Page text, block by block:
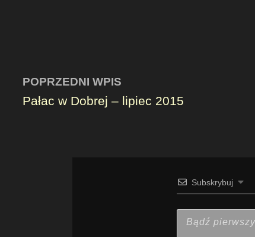
POPRZEDNI WPIS
Pałac w Dobrej – lipiec 2015
Subskrybuj